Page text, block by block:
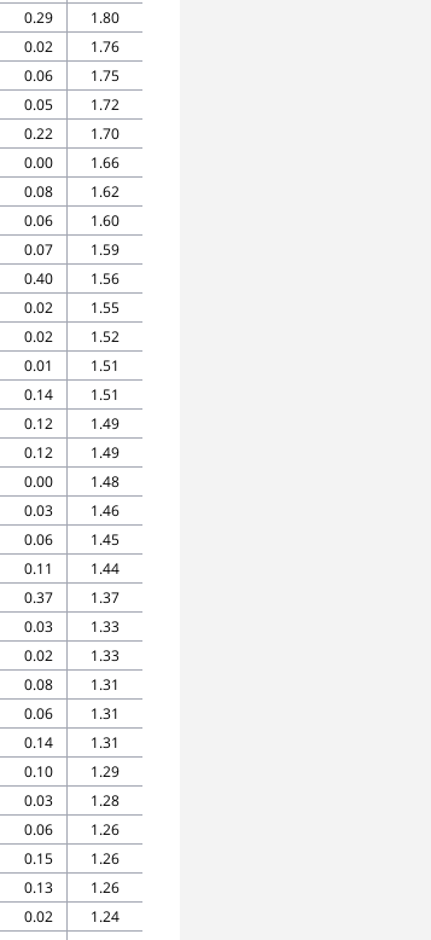
0.29
1.80
0.02
1.76
0.06
1.75
0.05
1.72
0.22
1.70
0.00
1.66
0.08
1.62
0.06
1.60
0.07
1.59
0.40
1.56
0.02
1.55
0.02
1.52
0.01
1.51
0.14
1.51
0.12
1.49
0.12
1.49
0.00
1.48
0.03
1.46
0.06
1.45
0.11
1.44
0.37
1.37
0.03
1.33
0.02
1.33
0.08
1.31
0.06
1.31
0.14
1.31
0.10
1.29
0.03
1.28
0.06
1.26
0.15
1.26
0.13
1.26
0.02
1.24